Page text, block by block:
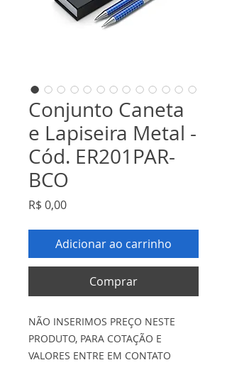
Conjunto Caneta
e Lapiseira Metal -
Cód. ER201PAR-
BCO
R$ 0,00Preço
Adicionar ao carrinho
Comprar
NÃO INSERIMOS PREÇO NESTE
PRODUTO, PARA COTAÇÃO E
VALORES ENTRE EM CONTATO